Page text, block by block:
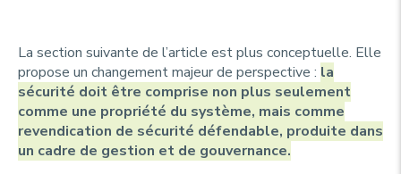
La section suivante de l’article est plus conceptuelle. Elle
propose un changement majeur de perspective : la
sécurité doit être comprise non plus seulement
comme une propriété du système, mais comme
revendication de sécurité défendable, produite dans
un cadre de gestion et de gouvernance.